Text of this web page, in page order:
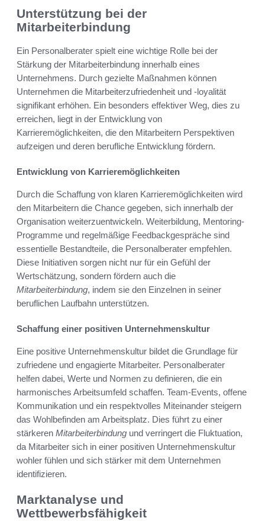
Unterstützung bei der
Mitarbeiterbindung
Ein Personalberater spielt eine wichtige Rolle bei der
Stärkung der Mitarbeiterbindung innerhalb eines
Unternehmens. Durch gezielte Maßnahmen können
Unternehmen die Mitarbeiterzufriedenheit und -loyalität
signifikant erhöhen. Ein besonders effektiver Weg, dies zu
erreichen, liegt in der Entwicklung von
Karrieremöglichkeiten, die den Mitarbeitern Perspektiven
aufzeigen und deren berufliche Entwicklung fördern.
Entwicklung von Karrieremöglichkeiten
Durch die Schaffung von klaren Karrieremöglichkeiten wird
den Mitarbeitern die Chance gegeben, sich innerhalb der
Organisation weiterzuentwickeln. Weiterbildung, Mentoring-
Programme und regelmäßige Feedbackgespräche sind
essentielle Bestandteile, die Personalberater empfehlen.
Diese Initiativen sorgen nicht nur für ein Gefühl der
Wertschätzung, sondern fördern auch die
Mitarbeiterbindung, indem sie den Einzelnen in seiner
beruflichen Laufbahn unterstützen.
Schaffung einer positiven Unternehmenskultur
Eine positive Unternehmenskultur bildet die Grundlage für
zufriedene und engagierte Mitarbeiter. Personalberater
helfen dabei, Werte und Normen zu definieren, die ein
harmonisches Arbeitsumfeld schaffen. Team-Events, offene
Kommunikation und ein respektvolles Miteinander steigern
das Wohlbefinden am Arbeitsplatz. Dies führt zu einer
stärkeren Mitarbeiterbindung und verringert die Fluktuation,
da Mitarbeiter sich in einer positiven Unternehmenskultur
wohler fühlen und sich stärker mit dem Unternehmen
identifizieren.
Marktanalyse und
Wettbewerbsfähigkeit